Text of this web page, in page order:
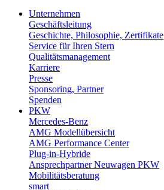
Unternehmen
Geschäftsleitung
Geschichte, Philosophie, Zertifikate
Service für Ihren Stern
Qualitätsmanagement
Karriere
Presse
Sponsoring, Partner
Spenden
PKW
Mercedes-Benz
AMG Modellübersicht
AMG Performance Center
Plug-in-Hybride
Ansprechpartner Neuwagen PKW
Mobilitätsberatung
smart